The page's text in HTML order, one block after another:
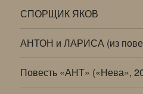
СПОРЩИК ЯКОВ
АНТОН и ЛАРИСА (из
Повесть «АНТ» («Нева»,